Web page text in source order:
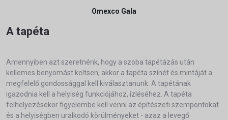
Omexco Gala
A tapéta
Amennyiben azt szeretnénk, hogy a szoba tapétázás után
kellemes benyomást keltsen, akkor a tapéta színét és mintáját a
megfelelő gondossággal kell kiválasztanunk. A tapétának
igazodnia kell a helyiség funkciójához, ízléséhez. A tapéta
felhelyezésekor figyelembe kell venni az építészeti szempontokat
és a helyiségben uralkodó körülményeket - azaz a levegő